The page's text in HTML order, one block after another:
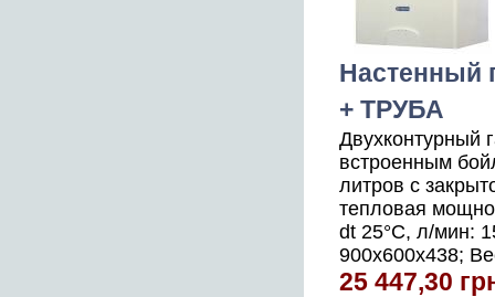
Настенный
+ ТРУБА
Двухконтурный
встроенным
литров с
тепловая
dt 25°С, л/мин:
900x600x438;
25 447,30